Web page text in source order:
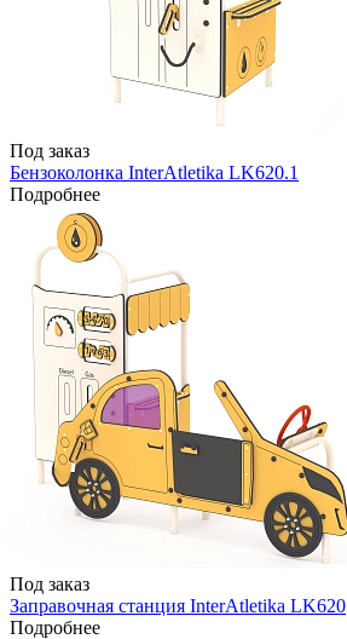
Под заказ
Бензоколонка InterAtletika LK620.1
Подробнее
Под заказ
Заправочная станция InterAtletika LK620
Подробнее